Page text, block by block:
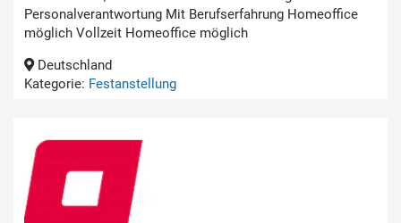
Personalverantwortung Mit Berufserfahrung Homeoffice
möglich Vollzeit Homeoffice möglich
Deutschland
Kategorie: Festanstellung